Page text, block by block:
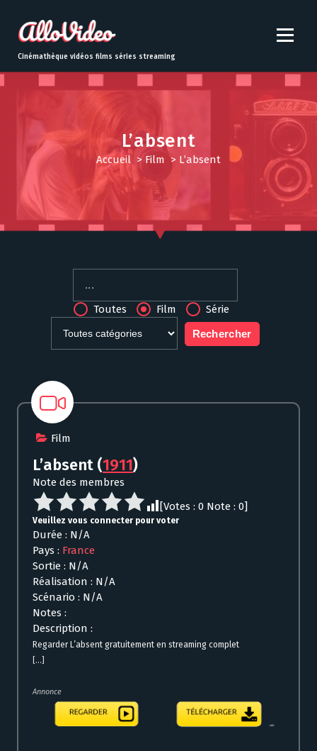
t
o
Cinémathèque vidéos films séries streaming
L’absent
Accueil >Film > L’absent
Toutes Film Série
Film
L’absent (1911)
Note des membres
[Votes : 0 Note : 0]
Veuillez vous connecter pour voter
Durée : N/A
Pays : France
Sortie : N/A
Réalisation : N/A
Scénario : N/A
Notes :
Description :
Regarder L’absent gratuitement en streaming complet
[...]
Annonce